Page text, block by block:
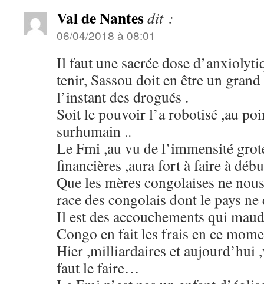
Val de Nantesdit :
06/04/2018 à 08:01
Il faut une sacrée dose
tenir, Sassou doit en être un
l’instant des drogués .
Soit le pouvoir l’a robotisé ,au
surhumain ..
Le Fmi ,au vu de l’immensité
financières ,aura fort à faire à
Que les mères congolaises ne
race des congolais dont le pays
Il est des accouchements qui
Congo en fait les frais en ce
Hier ,milliardaires et aujourd’hui
faut le faire…